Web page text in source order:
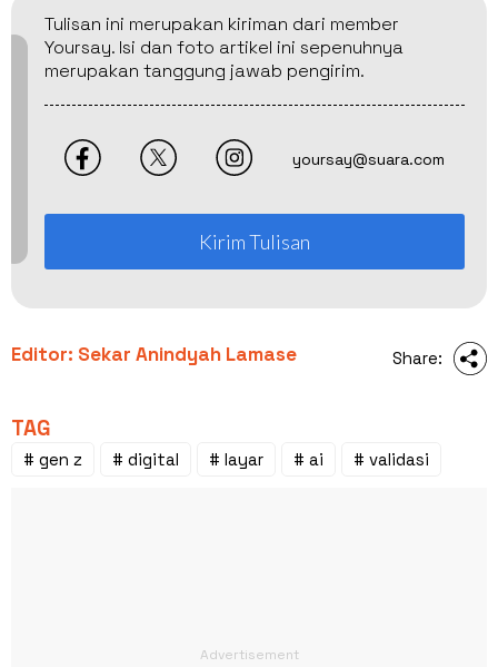
Tulisan ini merupakan kiriman dari member
Yoursay. Isi dan foto artikel ini sepenuhnya
merupakan tanggung jawab pengirim.
yoursay@suara.com
Kirim Tulisan
Editor: Sekar Anindyah Lamase Share:
TAG
# gen z # digital # layar # ai # validasi